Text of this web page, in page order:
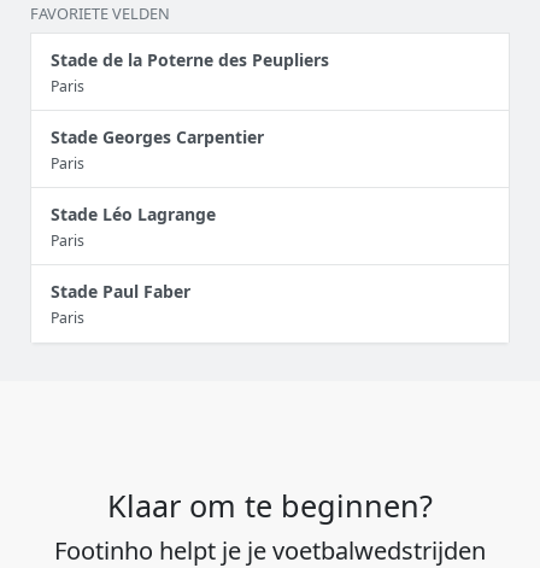
FAVORIETE VELDEN
Stade de la Poterne des Peupliers
Paris
Stade Georges Carpentier
Paris
Stade Léo Lagrange
Paris
Stade Paul Faber
Paris
Klaar om te beginnen?
Footinho helpt je je voetbalwedstrijden